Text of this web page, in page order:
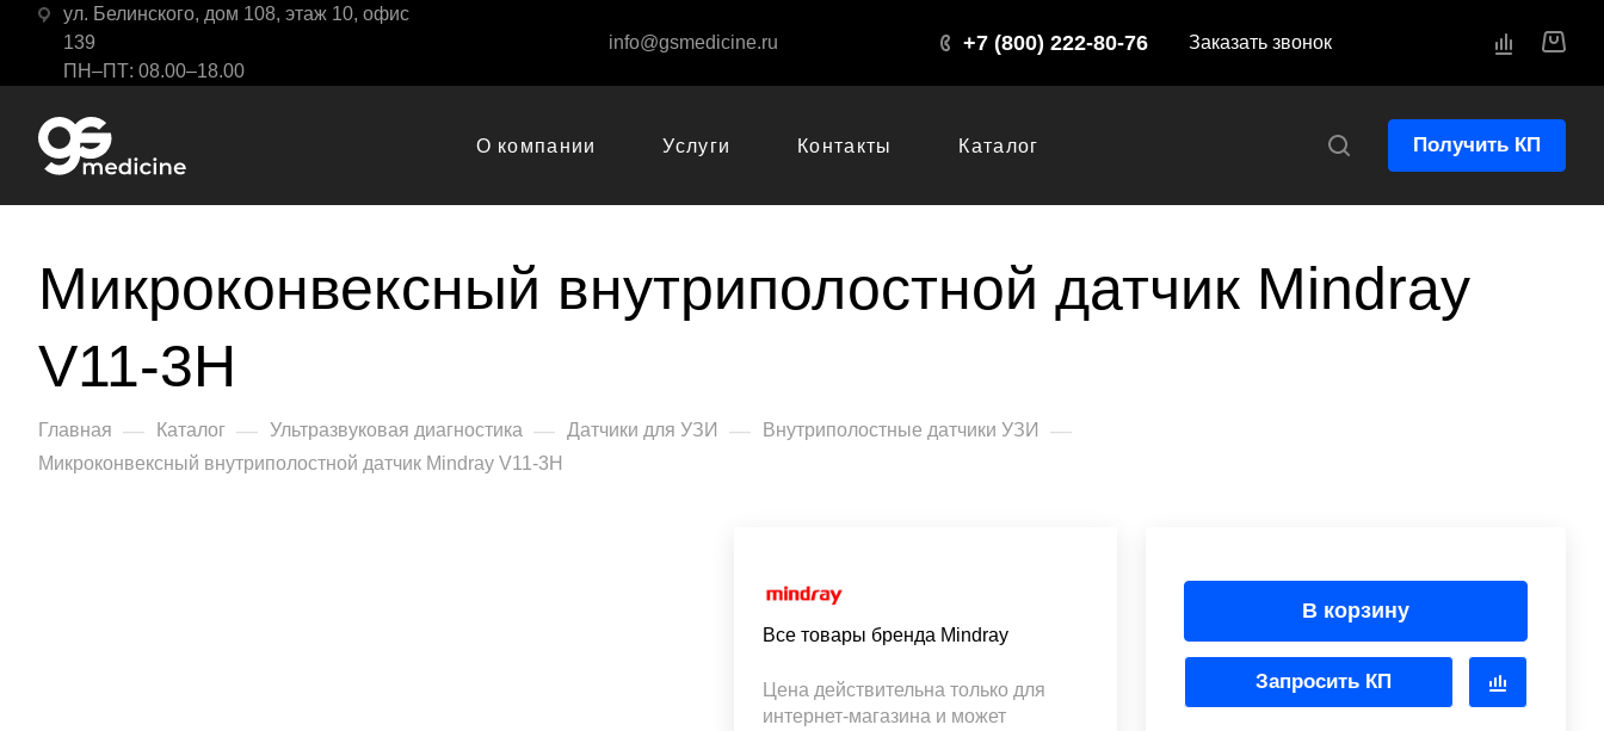
ул. Белинского, дом 108, этаж 10, офис
139
ПН–ПТ: 08.00–18.00
info@gsmedicine.ru +7 (800) 222-80-76 Заказать звонок
О компании Услуги Контакты Каталог Получить КП
Микроконвексный внутриполостной датчик Mindray
V11-3H
Главная — Каталог — Ультразвуковая диагностика — Датчики для УЗИ — Внутриполостные датчики УЗИ —
Микроконвексный внутриполостной датчик Mindray V11-3H
В корзину
Запросить КП
Все товары бренда Mindray
Цена действительна только для
интернет-магазина и может